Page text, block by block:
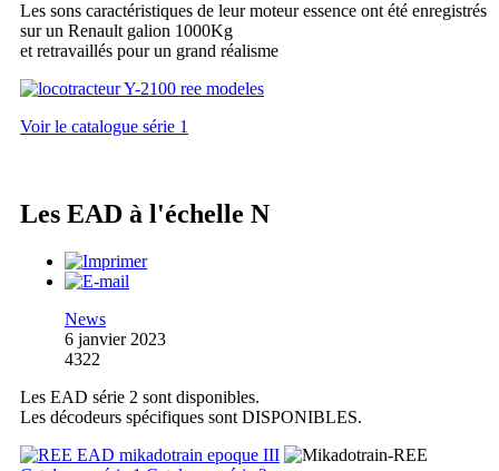
Les sons caractéristiques de leur moteur essence ont été enregistrés
sur un Renault galion 1000Kg
et retravaillés pour un grand réalisme
Voir le catalogue série 1
Les EAD à l'échelle N
News
6 janvier 2023
4322
Les EAD série 2 sont disponibles.
Les décodeurs spécifiques sont DISPONIBLES.